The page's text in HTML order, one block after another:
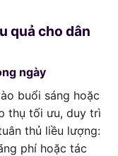
quả cho dân
ngày
buổi sáng hoặc
thụ tối ưu, duy trì
thủ liều lượng:
phí hoặc tác